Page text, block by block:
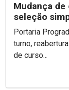
Mudança
seleção
curso 2026.2
Portaria Prograd nº 006/
turno,
de curso...